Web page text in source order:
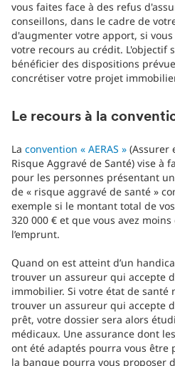
vous faites face à des refus
conseillons, dans le cadre de
d'augmenter votre apport, si
votre recours au crédit. L'objectif
bénéficier des dispositions
concrétiser votre projet
Le recours à la
La convention « AERAS » (Assurer
Risque Aggravé de Santé) vise à
pour les personnes présentant
de « risque aggravé de santé »
exemple si le montant total de
320 000 € et que vous avez
l’emprunt.
Quand on est atteint d’un
trouver un assureur qui accepte
immobilier. Si votre état de santé
trouver un assureur qui accepte
prêt, votre dossier sera alors
médicaux. Une assurance dont
ont été adaptés pourra vous être
la banque pourra vous proposer